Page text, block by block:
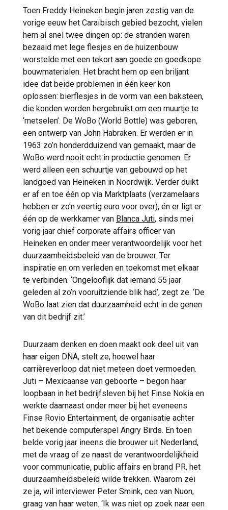
Toen Freddy Heineken begin jaren zestig van de
vorige eeuw het Caraïbisch gebied bezocht, vielen
hem al snel twee dingen op: de stranden waren
bezaaid met lege flesjes en de huizenbouw
worstelde met een tekort aan goede en goedkope
bouwmaterialen. Het bracht hem op een briljant
idee dat beide problemen in één keer kon
oplossen: bierflesjes in de vorm van een baksteen,
die konden worden hergebruikt om een muurtje te
‘metselen’. De WoBo (World Bottle) was geboren,
een ontwerp van John Habraken. Er werden er in
1963 zo’n honderdduizend van gemaakt, maar de
WoBo werd nooit echt in productie genomen. Er
werd alleen een schuurtje van gebouwd op het
landgoed van Heineken in Noordwijk. Verder duikt
er af en toe één op via Marktplaats (verzamelaars
hebben er zo’n veertig euro voor over), én er ligt er
één op de werkkamer van Blanca Juti, sinds mei
vorig jaar chief corporate affairs officer van
Heineken en onder meer verantwoordelijk voor het
duurzaamheidsbeleid van de brouwer. Ter
inspiratie en om verleden en toekomst met elkaar
te verbinden. ‘Ongelooflijk dat iemand 55 jaar
geleden al zo’n vooruitziende blik had’, zegt ze. ‘De
WoBo laat zien dat duurzaamheid echt in de genen
van dit bedrijf zit.’
Duurzaam denken en doen maakt ook deel uit van
haar eigen DNA, stelt ze, hoewel haar
carrièreverloop dat niet meteen doet vermoeden.
Juti – Mexicaanse van geboorte – begon haar
loopbaan in het bedrijfsleven bij het Finse Nokia en
werkte daarnaast onder meer bij het eveneens
Finse Rovio Entertainment, de organisatie achter
het bekende computerspel Angry Birds. En toen
belde vorig jaar ineens die brouwer uit Nederland,
met de vraag of ze naast de verantwoordelijkheid
voor communicatie, public affairs en brand PR, het
duurzaamheidsbeleid wilde trekken. Waarom zei
ze ja, wil interviewer Peter Smink, ceo van Nuon,
graag van haar weten. ‘Ik was niet op zoek naar een